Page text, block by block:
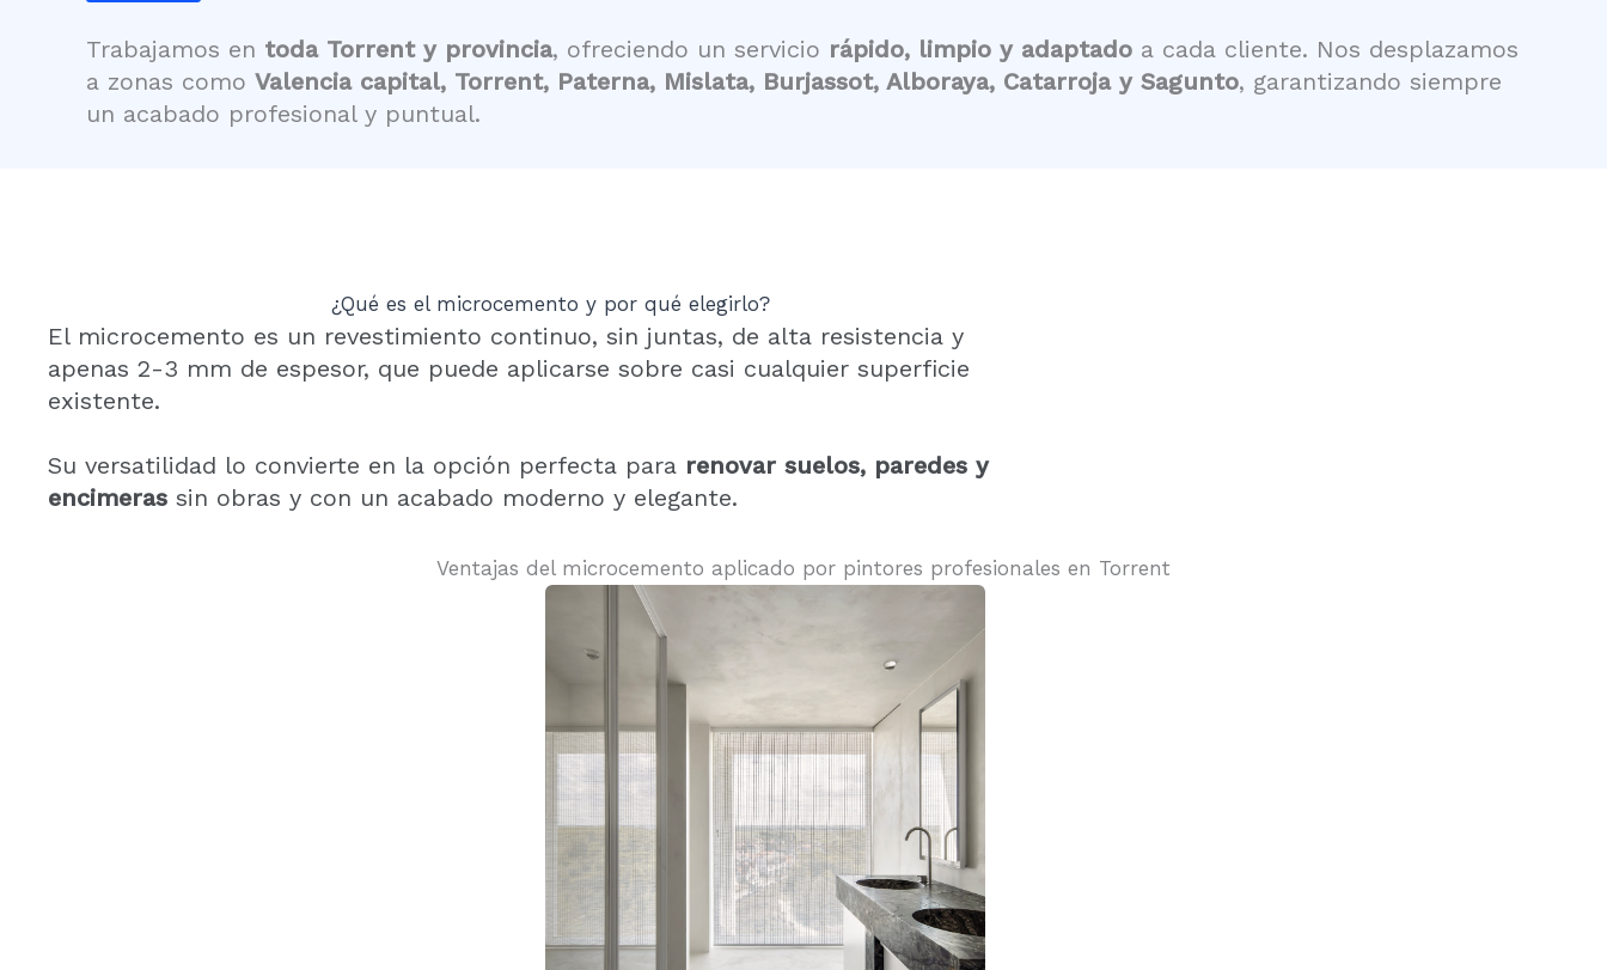
Trabajamos en toda Torrent y provincia, ofreciendo un servicio rápido, limpio y adaptado a cada cliente. Nos desplazamos
a zonas como Valencia capital, Torrent, Paterna, Mislata, Burjassot, Alboraya, Catarroja y Sagunto, garantizando siempre
un acabado profesional y puntual.
¿Qué es el microcemento y por qué elegirlo?
El microcemento es un revestimiento continuo, sin juntas, de alta resistencia y
apenas 2-3 mm de espesor, que puede aplicarse sobre casi cualquier superficie
existente.
Su versatilidad lo convierte en la opción perfecta para renovar suelos, paredes y
encimeras sin obras y con un acabado moderno y elegante.
Ventajas del microcemento aplicado por pintores profesionales en Torrent